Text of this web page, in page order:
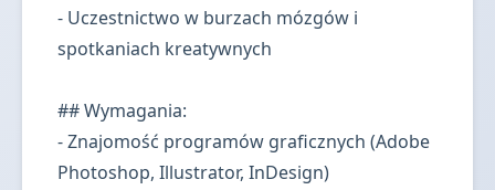
- Uczestnictwo w burzach mózgów i
spotkaniach kreatywnych
## Wymagania:
- Znajomość programów graficznych (Adobe
Photoshop, Illustrator, InDesign)